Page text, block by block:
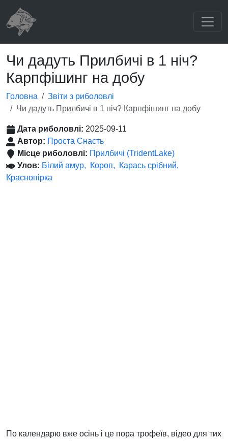
Чи дадуть Прилбичі в 1 ніч?
Карпфішинг на добу
Головна
Звіти з риболовлі
Чи дадуть Прилбичі в 1 ніч? Карпфішинг на добу
Дата риболовлі: 2025-09-11
Автор: Проста Снасть
Місце риболовлі: Прилбичі (TridentLake)
Улов: Білий амур Короп
Карась срібний
Краснопірка
По календарю вже осінь і це пора трофеїв, відео для тих